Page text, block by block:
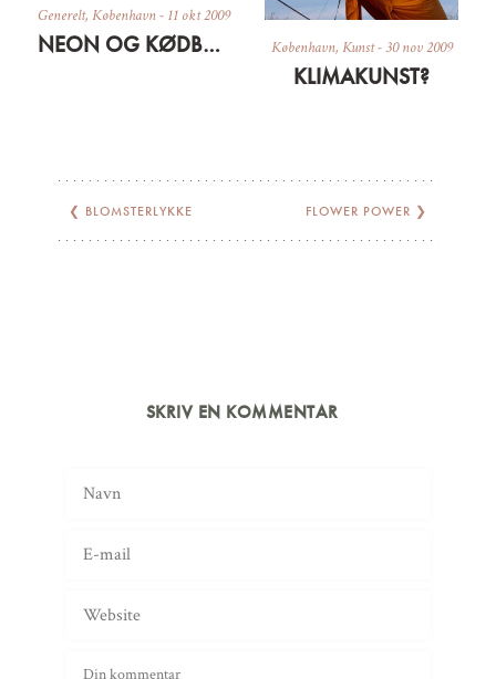
Generelt,København- 11 okt 2009
NEON OG KØDBY-CRAWL København, Kunst-30 nov 2009
KLIMAKUNST?
❮ BLOMSTERLYKKE FLOWER POWER ❯
SKRIV EN KOMMENTAR